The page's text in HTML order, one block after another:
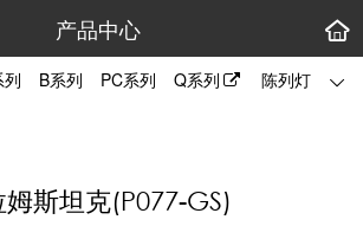
产品中心
列 B系列 PC系列 Q系列 陈列灯 拼
斯坦克(P077-GS)